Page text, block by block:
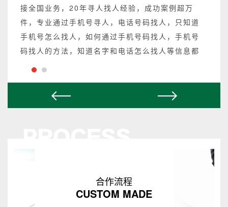
接全国业务，20年寻人找人经验，成功案例超万
件，专业通过手机号寻人，电话号码找人，只知道
手机号怎么找人，如何通过手机号码找人，手机号
码找人的方法，知道名字和电话怎么找人等信息都
可以操作，不成功不收费。
合作流程
CUSTOM MADE